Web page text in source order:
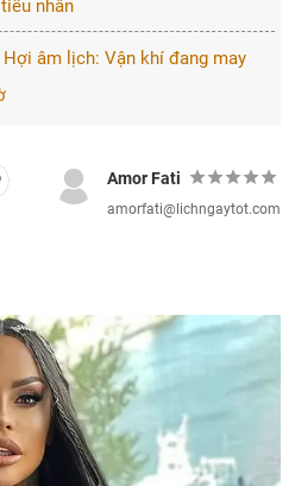
nhân
âm lịch: Vận khí đang may
Amor Fati
amorfati@lichngaytot.com